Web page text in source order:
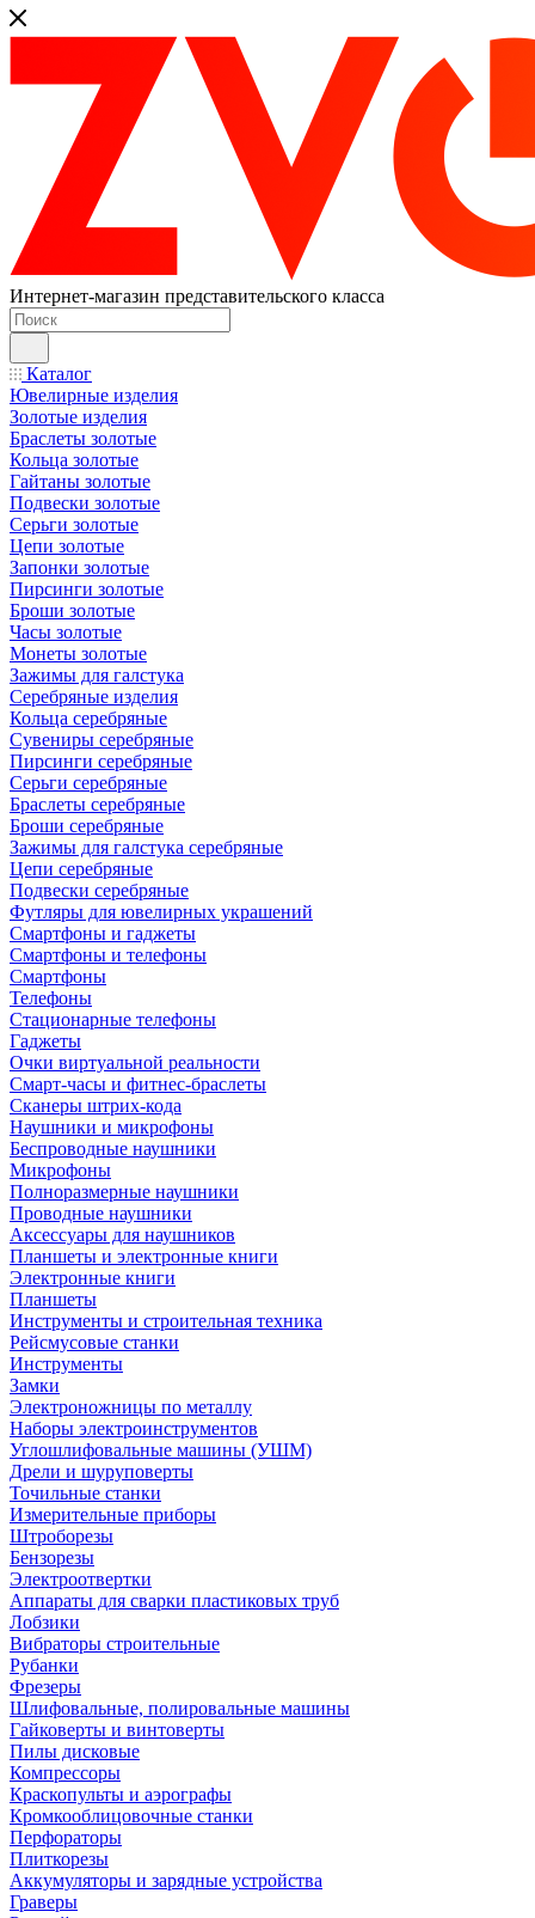
Интернет-магазин представительского класса
Каталог
Ювелирные изделия
Золотые изделия
Браслеты золотые
Кольца золотые
Гайтаны золотые
Подвески золотые
Серьги золотые
Цепи золотые
Запонки золотые
Пирсинги золотые
Броши золотые
Часы золотые
Монеты золотые
Зажимы для галстука
Серебряные изделия
Кольца серебряные
Сувениры серебряные
Пирсинги серебряные
Серьги серебряные
Браслеты серебряные
Броши серебряные
Зажимы для галстука серебряные
Цепи серебряные
Подвески серебряные
Футляры для ювелирных украшений
Смартфоны и гаджеты
Смартфоны и телефоны
Смартфоны
Телефоны
Стационарные телефоны
Гаджеты
Очки виртуальной реальности
Смарт-часы и фитнес-браслеты
Сканеры штрих-кода
Наушники и микрофоны
Беспроводные наушники
Микрофоны
Полноразмерные наушники
Проводные наушники
Аксессуары для наушников
Планшеты и электронные книги
Электронные книги
Планшеты
Инструменты и строительная техника
Рейсмусовые станки
Инструменты
Замки
Электроножницы по металлу
Наборы электроинструментов
Углошлифовальные машины (УШМ)
Дрели и шуруповерты
Точильные станки
Измерительные приборы
Штроборезы
Бензорезы
Электроотвертки
Аппараты для сварки пластиковых труб
Лобзики
Вибраторы строительные
Рубанки
Фрезеры
Шлифовальные, полировальные машины
Гайковерты и винтоверты
Пилы дисковые
Компрессоры
Краскопульты и аэрографы
Кромкооблицовочные станки
Перфораторы
Плиткорезы
Аккумуляторы и зарядные устройства
Граверы